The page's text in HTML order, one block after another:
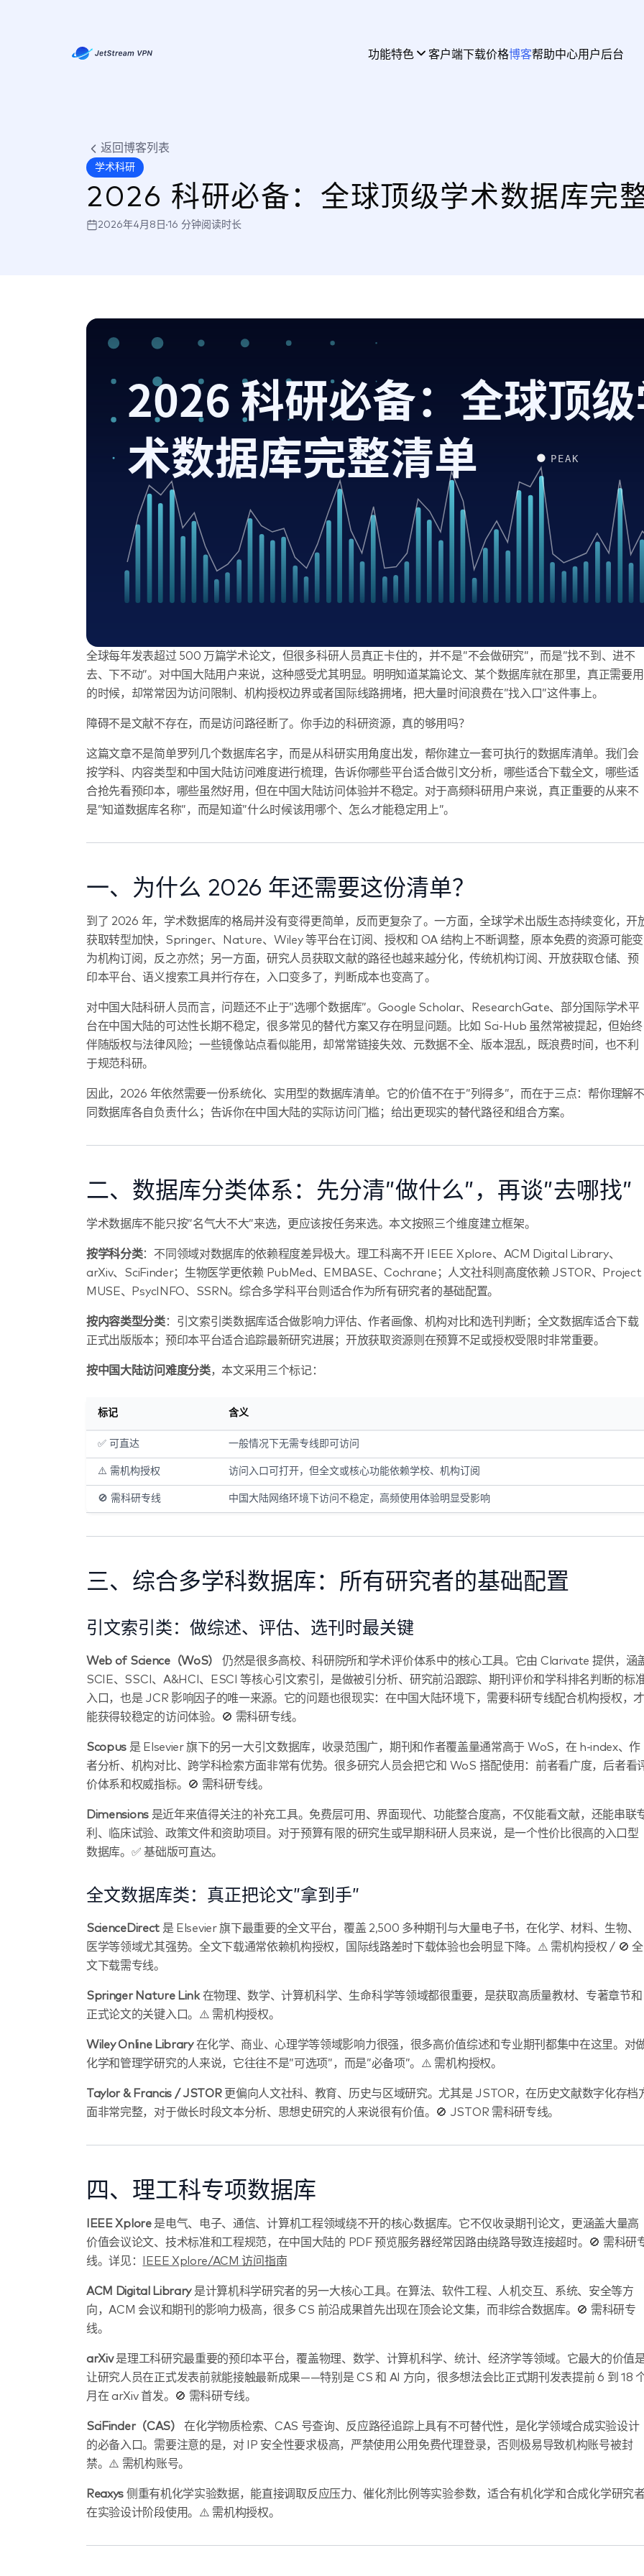
功能特色 客户端下载价格博客帮助中心用户后台
返回博客列表
学术科研
2026 科研必备：全球顶级学术数据库完
2026年4月8日 16 分钟阅读时长
PEAK
2026 科研必备：全球顶
术数据库完整清单
全球每年发表超过 500 万篇学术论文，但很多科研人员真正卡住的，并不是”不会做研究”，而是”找不到、进不
去、下不动”。对中国大陆用户来说，这种感受尤其明显。明明知道某篇论文、某个数据库就在那里，真正需要用
的时候，却常常因为访问限制、机构授权边界或者国际线路拥堵，把大量时间浪费在”找入口”这件事上。
障碍不是文献不存在，而是访问路径断了。你手边的科研资源，真的够用吗？
这篇文章不是简单罗列几个数据库名字，而是从科研实用角度出发，帮你建立一套可执行的数据库清单。我们会
按学科、内容类型和中国大陆访问难度进行梳理，告诉你哪些平台适合做引文分析，哪些适合下载全文，哪些适
合抢先看预印本，哪些虽然好用，但在中国大陆访问体验并不稳定。对于高频科研用户来说，真正重要的从来不
是”知道数据库名称”，而是知道”什么时候该用哪个、怎么才能稳定用上”。
一、为什么 2026 年还需要这份清单？
到了 2026 年，学术数据库的格局并没有变得更简单，反而更复杂了。一方面，全球学术出版生态持续变化，开
获取转型加快，Springer、Nature、Wiley 等平台在订阅、授权和 OA 结构上不断调整，原本免费的资源可能变
为机构订阅，反之亦然；另一方面，研究人员获取文献的路径也越来越分化，传统机构订阅、开放获取仓储、预
印本平台、语义搜索工具并行存在，入口变多了，判断成本也变高了。
对中国大陆科研人员而言，问题还不止于”选哪个数据库”。Google Scholar、ResearchGate、部分国际学术平
台在中国大陆的可达性长期不稳定，很多常见的替代方案又存在明显问题。比如 Sci-Hub 虽然常被提起，但始终
伴随版权与法律风险；一些镜像站点看似能用，却常常链接失效、元数据不全、版本混乱，既浪费时间，也不利
于规范科研。
因此，2026 年依然需要一份系统化、实用型的数据库清单。它的价值不在于”列得多”，而在于三点：帮你理解不
同数据库各自负责什么；告诉你在中国大陆的实际访问门槛；给出更现实的替代路径和组合方案。
二、数据库分类体系：先分清”做什么”，再谈”去哪找”
学术数据库不能只按”名气大不大”来选，更应该按任务来选。本文按照三个维度建立框架。
按学科分类：不同领域对数据库的依赖程度差异极大。理工科离不开 IEEE Xplore、ACM Digital Library、
arXiv、SciFinder；生物医学更依赖 PubMed、EMBASE、Cochrane；人文社科则高度依赖 JSTOR、Project
MUSE、PsycINFO、SSRN。综合多学科平台则适合作为所有研究者的基础配置。
按内容类型分类：引文索引类数据库适合做影响力评估、作者画像、机构对比和选刊判断；全文数据库适合下载
正式出版版本；预印本平台适合追踪最新研究进展；开放获取资源则在预算不足或授权受限时非常重要。
按中国大陆访问难度分类，本文采用三个标记：
标记 含义
✅ 可直达 一般情况下无需专线即可访问
⚠️ 需机构授权 访问入口可打开，但全文或核心功能依赖学校、机构订阅
🚫 需科研专线 中国大陆网络环境下访问不稳定，高频使用体验明显受影响
三、综合多学科数据库：所有研究者的基础配置
引文索引类：做综述、评估、选刊时最关键
Web of Science（WoS）
仍然是很多高校、科研院所和学术评价体系中的核心工具。它由 Clarivate 提供，涵
SCIE、SSCI、A&HCI、ESCI 等核心引文索引，是做被引分析、研究前沿跟踪、期刊评价和学科排名判断的标
入口，也是 JCR 影响因子的唯一来源。它的问题也很现实：在中国大陆环境下，需要科研专线配合机构授权，才
能获得较稳定的访问体验。🚫 需科研专线。
Scopus 是 Elsevier 旗下的另一大引文数据库，收录范围广，期刊和作者覆盖量通常高于 WoS，在 h-index、作
者分析、机构对比、跨学科检索方面非常有优势。很多研究人员会把它和 WoS 搭配使用：前者看广度，后者看
价体系和权威指标。🚫 需科研专线。
Dimensions是近年来值得关注的补充工具。免费层可用、界面现代、功能整合度高，不仅能看文献，还能串联
利、临床试验、政策文件和资助项目。对于预算有限的研究生或早期科研人员来说，是一个性价比很高的入口型
数据库。✅ 基础版可直达。
全文数据库类：真正把论文”拿到手”
ScienceDirect是 Elsevier 旗下最重要的全文平台，覆盖 2,500 多种期刊与大量电子书，在化学、材料、生物、
医学等领域尤其强势。全文下载通常依赖机构授权，国际线路差时下载体验也会明显下降。⚠️ 需机构授权 / 🚫 全
文下载需专线。
Springer Nature Link在物理、数学、计算机科学、生命科学等领域都很重要，是获取高质量教材、专著章节和
正式论文的关键入口。⚠️ 需机构授权。
Wiley Online Library在化学、商业、心理学等领域影响力很强，很多高价值综述和专业期刊都集中在这里。对
化学和管理学研究的人来说，它往往不是”可选项”，而是”必备项”。⚠️ 需机构授权。
Taylor & Francis / JSTOR更偏向人文社科、教育、历史与区域研究。尤其是 JSTOR，在历史文献数字化存档
面非常完整，对于做长时段文本分析、思想史研究的人来说很有价值。🚫 JSTOR 需科研专线。
四、理工科专项数据库
IEEE Xplore是电气、电子、通信、计算机工程领域绕不开的核心数据库。它不仅收录期刊论文，更涵盖大量高
价值会议论文、技术标准和工程规范，在中国大陆的 PDF 预览服务器经常因路由绕路导致连接超时。🚫 需科研
线。详见：
IEEE Xplore/ACM 访问指南
ACM Digital Library是计算机科学研究者的另一大核心工具。在算法、软件工程、人机交互、系统、安全等方
向，ACM 会议和期刊的影响力极高，很多 CS 前沿成果首先出现在顶会论文集，而非综合数据库。🚫 需科研专
线。
arXiv是理工科研究最重要的预印本平台，覆盖物理、数学、计算机科学、统计、经济学等领域。它最大的价值
让研究人员在正式发表前就能接触最新成果——特别是 CS 和 AI 方向，很多想法会比正式期刊发表提前 6 到 18
月在 arXiv 首发。🚫 需科研专线。
SciFinder（CAS）
在化学物质检索、CAS 号查询、反应路径追踪上具有不可替代性，是化学领域合成实验设计
的必备入口。需要注意的是，对 IP 安全性要求极高，严禁使用公用免费代理登录，否则极易导致机构账号被封
禁。⚠️ 需机构账号。
Reaxys 侧重有机化学实验数据，能直接调取反应压力、催化剂比例等实验参数，适合有机化学和合成化学研究
在实验设计阶段使用。⚠️ 需机构授权。